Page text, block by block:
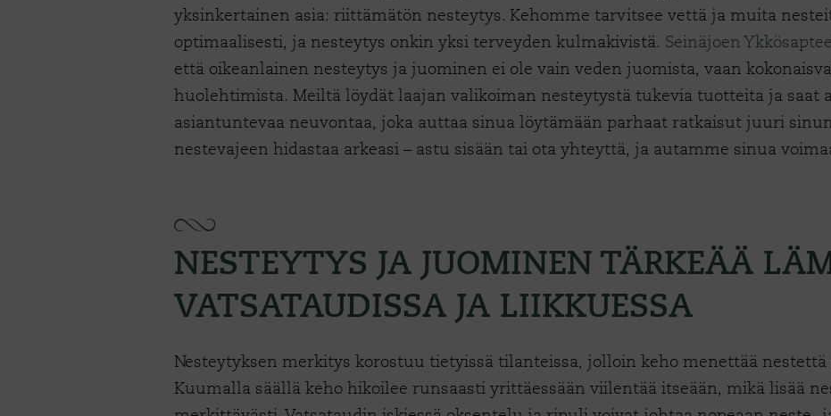
yksinkertainen asia: riittämätön nesteytys. Kehomme tarvitsee vettä ja muita
optimaalisesti, ja nesteytys onkin yksi terveyden kulmakivistä. Seinäjoen
että oikeanlainen nesteytys ja juominen ei ole vain veden juomista, vaan
huolehtimista. Meiltä löydät laajan valikoiman nesteytystä tukevia tuotteita ja saat
asiantuntevaa neuvontaa, joka auttaa sinua löytämään parhaat ratkaisut juuri
nestevajeen hidastaa arkeasi – astu sisään tai ota yhteyttä, ja autamme sinua
NESTEYTYS JA JUOMINEN TÄRKEÄÄ
VATSATAUDISSA JA LIIKKUESSA
Nesteytyksen merkitys korostuu tietyissä tilanteissa, jolloin keho menettää
Kuumalla säällä keho hikoilee runsaasti yrittäessään viilentää itseään, mikä lisää